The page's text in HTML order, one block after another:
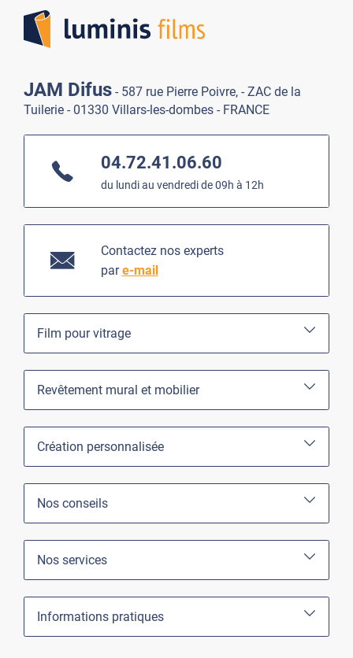
JAM Difus - 587 rue Pierre Poivre, - ZAC de la
Tuilerie - 01330 Villars-les-dombes - FRANCE
04.72.41.06.60
du lundi au vendredi de 09h à 12h
Contactez nos experts
pare-mail
Film pour vitrage
Revêtement mural et mobilier
Création personnalisée
Nos conseils
Nos services
Informations pratiques